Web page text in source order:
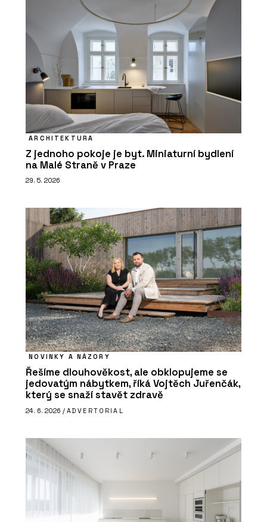
ARCHITEKTURA
Z jednoho pokoje je byt. Miniaturní bydlení
na Malé Straně v Praze
29. 5. 2026
NOVINKY A NÁZORY
Řešíme dlouhověkost, ale obklopujeme se
jedovatým nábytkem, říká Vojtěch Juřenčák,
který se snaží stavět zdravě
24. 6. 2026 / ADVERTORIAL